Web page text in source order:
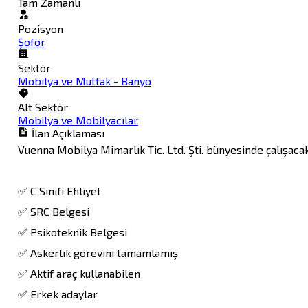
Pozisyon
Şoför
Sektör
Mobilya ve Mutfak - Banyo
Alt Sektör
Mobilya ve Mobilyacılar
İlan Açıklaması
Vuenna Mobilya Mimarlık Tic. Ltd. Şti. bünyesinde
✅ C Sınıfı Ehliyet
✅ SRC Belgesi
✅ Psikoteknik Belgesi
✅ Askerlik görevini tamamlamış
✅ Aktif araç kullanabilen
✅ Erkek adaylar